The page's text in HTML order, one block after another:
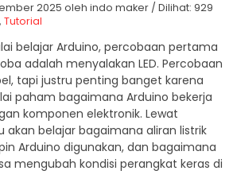
2025 oleh indo maker / Dilihat: 929
, Tutorial
belajar Arduino, percobaan pertama
adalah menyalakan LED. Percobaan
tapi justru penting banget karena
paham bagaimana Arduino bekerja
komponen elektronik. Lewat
akan belajar bagaimana aliran listrik
Arduino digunakan, dan bagaimana
mengubah kondisi perangkat keras di